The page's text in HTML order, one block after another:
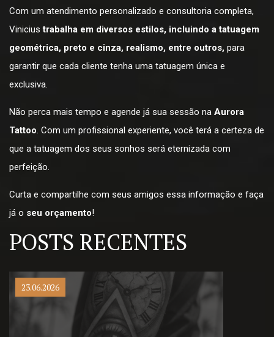
Com um atendimento personalizado e consultoria completa,
Viniciustrabalha em diversos estilos, incluindo a tatuagem
geométrica, preto e cinza, realismo, entre outros, para
garantir que cada cliente tenha uma tatuagem única e
exclusiva.
Não perca mais tempo e agende já sua sessão na Aurora
Tattoo. Com um profissional experiente, você terá a certeza de
que a tatuagem dos seus sonhos será eternizada com
perfeição.
Curta e compartilhe com seus amigos essa informação e faça
já o seu orçamento!
POSTS RECENTES
23.06.2026